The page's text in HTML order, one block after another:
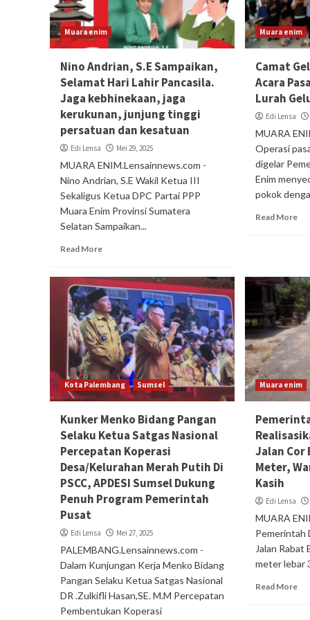
Muara enim
Nino Andrian, S.E Sampaikan,
Selamat Hari Lahir Pancasila.
Jaga kebhinekaan, jaga
kerukunan, junjung tinggi
persatuan dan kesatuan
Edi Lensa Mei 29, 2025
MUARA ENIM.Lensainnews.com -
Nino Andrian, S.E Wakil Ketua III
Sekaligus Ketua DPC Partai PPP
Muara Enim Provinsi Sumatera
Selatan Sampaikan...
Read More
Muara enim
Camat
Acara
Lurah
Edi Lensa
MUARA
Operasi
digelar
Enim
pokok
Read More
Kota Palembang Sumsel
Kunker Menko Bidang Pangan
Selaku Ketua Satgas Nasional
Percepatan Koperasi
Desa/Kelurahan Merah Putih Di
PSCC, APDESI Sumsel Dukung
Penuh Program Pemerintah
Pusat
Edi Lensa Mei 27, 2025
PALEMBANG.Lensainnews.com -
Dalam Kunjungan Kerja Menko Bidang
Pangan Selaku Ketua Satgas Nasional
DR .Zulkifli Hasan,SE. M.M Percepatan
Pembentukan Koperasi
Muara enim
Jalan Cor
Meter,
Kasih
Edi Lensa
MUARA
Pemerintah
Jalan Rabat
meter lebar
Read More